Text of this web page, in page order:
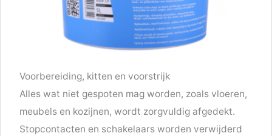
Voorbereiding, kitten en voorstrijk
Alles wat niet gespoten mag worden, zoals vloeren,
meubels en kozijnen, wordt zorgvuldig afgedekt.
Stopcontacten en schakelaars worden verwijderd